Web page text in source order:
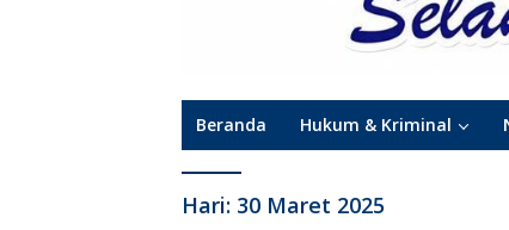
Beranda Hukum & Kriminal
Hari: 30 Maret 2025